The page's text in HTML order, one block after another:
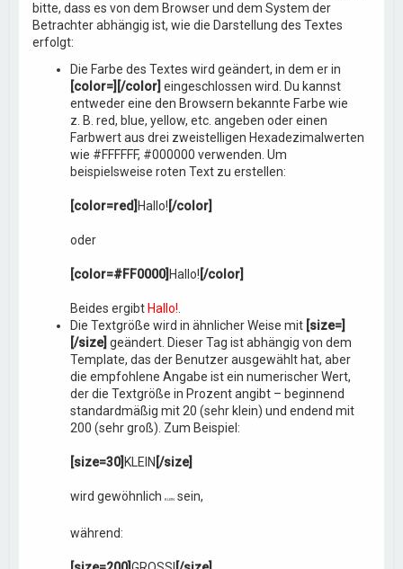
bitte, dass es von dem Browser und dem System der
Betrachter abhängig ist, wie die Darstellung des Textes
erfolgt:
Die Farbe des Textes wird geändert, in dem er in
[color=][/color] eingeschlossen wird. Du kannst
entweder eine den Browsern bekannte Farbe wie
z. B. red, blue, yellow, etc. angeben oder einen
Farbwert aus drei zweistelligen Hexadezimalwerten
wie #FFFFFF, #000000 verwenden. Um
beispielsweise roten Text zu erstellen:
[color=red] Hallo! [/color]
oder
[color=#FF0000] Hallo! [/color]
Beides ergibt Hallo!.
Die Textgröße wird in ähnlicher Weise mit [size=]
[/size] geändert. Dieser Tag ist abhängig von dem
Template, das der Benutzer ausgewählt hat, aber
die empfohlene Angabe ist ein numerischer Wert,
der die Textgröße in Prozent angibt – beginnend
standardmäßig mit 20 (sehr klein) und endend mit
200 (sehr groß). Zum Beispiel:
[size=30] KLEIN [/size]
wird gewöhnlichKLEIN sein,
während: